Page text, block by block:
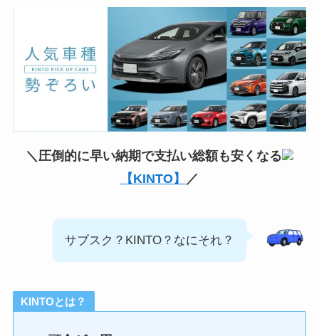
＼圧倒的に早い納期で支払い総額も安くなる
【KINTO】
／
サブスク？KINTO？なにそれ？
KINTOとは？